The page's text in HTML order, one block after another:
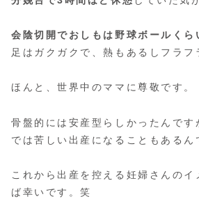
会陰切開でおしもは野球ボールくら
足はガクガクで、熱もあるしフラフ
ほんと、世界中のママに尊敬です。
骨盤的には安産型らしかったんです
では苦しい出産になることもあるん
これから出産を控える妊婦さんのイ
ば幸いです。笑